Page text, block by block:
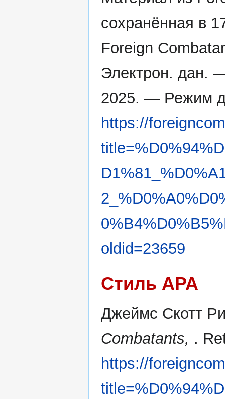
сохранённая в
Foreign
Электрон. дан.
2025. — Режим
https://
oldid=23659
Стиль APA
Джеймс Скотт
Combatants, .
https://